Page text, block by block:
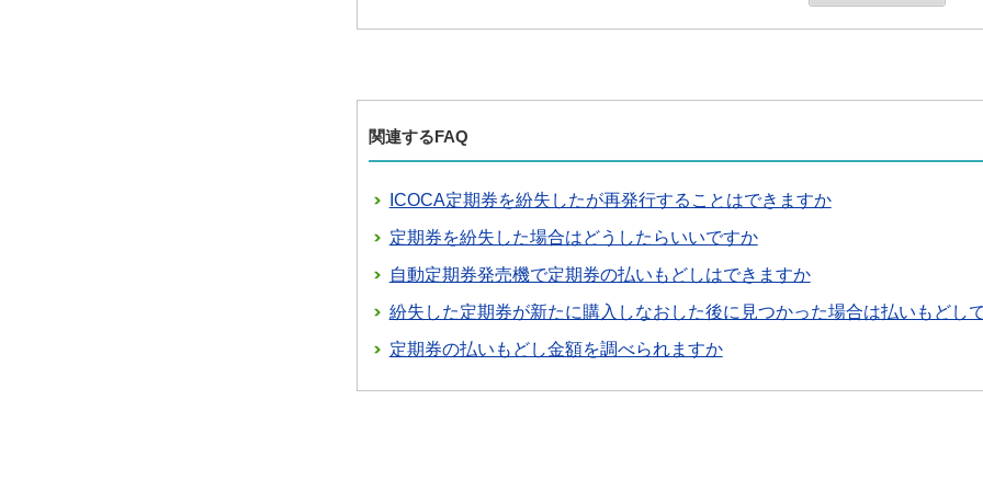
関連するFAQ
ICOCA定期券を紛失したが再発行することはできますか
定期券を紛失した場合はどうしたらいいですか
自動定期券発売機で定期券の払いもどしはできますか
紛失した定期券が新たに購入しなおした後に見つかった場合は払いもどし
定期券の払いもどし金額を調べられますか